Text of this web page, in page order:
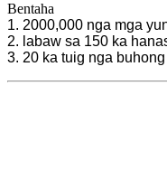
Bentaha
1. 2000,000 nga mga
2. labaw sa 150 ka
3. 20 ka tuig nga